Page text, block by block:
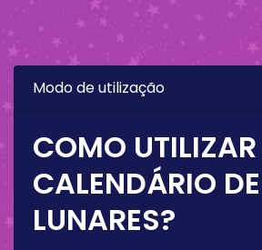
Modo de utilização
COMO
CALENDÁRIO
LUNARES?